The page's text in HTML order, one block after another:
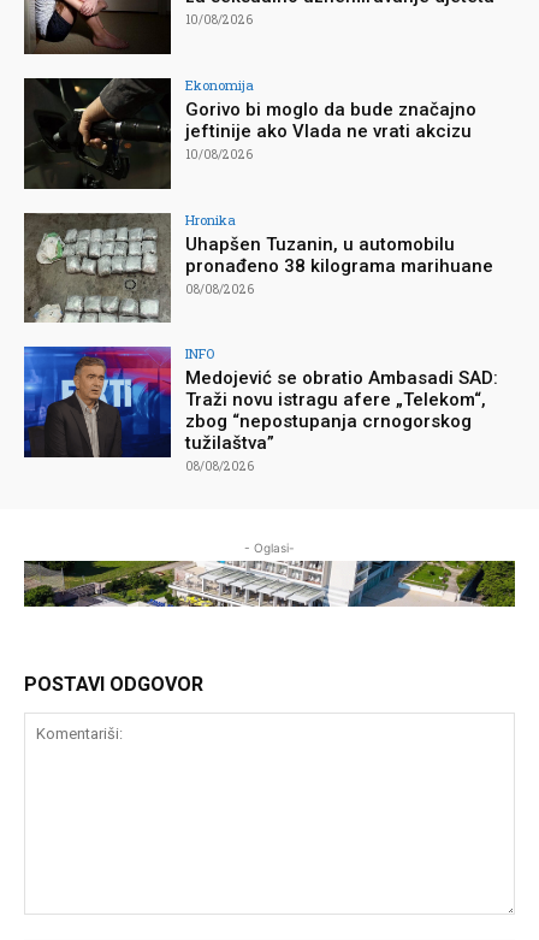
10/08/2026
Ekonomija
Gorivo bi moglo da bude značajno
jeftinije ako Vlada ne vrati akcizu
10/08/2026
Hronika
Uhapšen Tuzanin, u automobilu
pronađeno 38 kilograma marihuane
08/08/2026
INFO
Medojević se obratio Ambasadi SAD:
Traži novu istragu afere „Telekom“,
zbog “nepostupanja crnogorskog
tužilaštva”
08/08/2026
- Oglasi-
POSTAVI ODGOVOR